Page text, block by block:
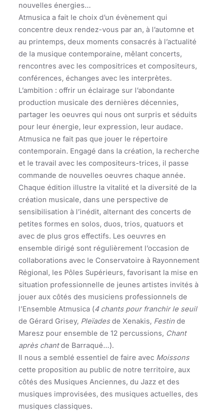
nouvelles énergies…
Atmusica a fait le choix d’un évènement qui
concentre deux rendez-vous par an, à l’automne et
au printemps, deux moments consacrés à l’actualité
de la musique contemporaine, mêlant concerts,
rencontres avec les compositrices et compositeurs,
conférences, échanges avec les interprètes.
L’ambition : offrir un éclairage sur l’abondante
production musicale des dernières décennies,
partager les oeuvres qui nous ont surpris et séduits
pour leur énergie, leur expression, leur audace.
Atmusica ne fait pas que jouer le répertoire
contemporain. Engagé dans la création, la recherche
et le travail avec les compositeurs-trices, il passe
commande de nouvelles oeuvres chaque année.
Chaque édition illustre la vitalité et la diversité de la
création musicale, dans une perspective de
sensibilisation à l’inédit, alternant des concerts de
petites formes en solos, duos, trios, quatuors et
avec de plus gros effectifs. Les oeuvres en
ensemble dirigé sont régulièrement l’occasion de
collaborations avec le Conservatoire à Rayonnement
Régional, les Pôles Supérieurs, favorisant la mise en
situation professionnelle de jeunes artistes invités à
jouer aux côtés des musiciens professionnels de
l’Ensemble Atmusica (4 chants pour franchir le seuil
de Gérard Grisey, Pleïadesde Xenakis, Festin de
Maresz pour ensemble de 12 percussions, Chant
après chantde Barraqué…).
Il nous a semblé essentiel de faire avec Moissons
cette proposition au public de notre territoire, aux
côtés des Musiques Anciennes, du Jazz et des
musiques improvisées, des musiques actuelles, des
musiques classiques.